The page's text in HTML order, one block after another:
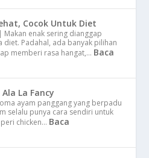
Cocok Untuk Diet
enak sering dianggap
Padahal, ada banyak pilihan
memberi rasa hangat,… Baca
La Fancy
ayam panggang yang berpadu
selalu punya cara sendiri untuk
chicken… Baca